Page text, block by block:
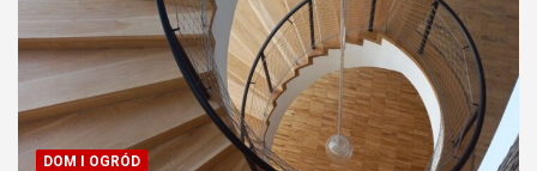
DOM I OGRÓD